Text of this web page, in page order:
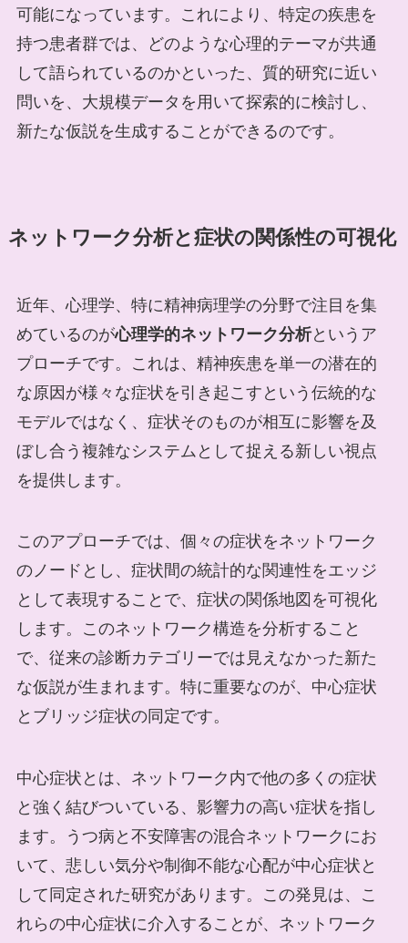
可能になっています。これにより、特定の疾患を
持つ患者群では、どのような心理的テーマが共通
して語られているのかといった、質的研究に近い
問いを、大規模データを用いて探索的に検討し、
新たな仮説を生成することができるのです。
ネットワーク分析と症状の関係性の可視化
近年、心理学、特に精神病理学の分野で注目を集
めているのが心理学的ネットワーク分析というア
プローチです。これは、精神疾患を単一の潜在的
な原因が様々な症状を引き起こすという伝統的な
モデルではなく、症状そのものが相互に影響を及
ぼし合う複雑なシステムとして捉える新しい視点
を提供します。
このアプローチでは、個々の症状をネットワーク
のノードとし、症状間の統計的な関連性をエッジ
として表現することで、症状の関係地図を可視化
します。このネットワーク構造を分析すること
で、従来の診断カテゴリーでは見えなかった新た
な仮説が生まれます。特に重要なのが、中心症状
とブリッジ症状の同定です。
中心症状とは、ネットワーク内で他の多くの症状
と強く結びついている、影響力の高い症状を指し
ます。うつ病と不安障害の混合ネットワークにお
いて、悲しい気分や制御不能な心配が中心症状と
して同定された研究があります。この発見は、こ
れらの中心症状に介入することが、ネットワーク